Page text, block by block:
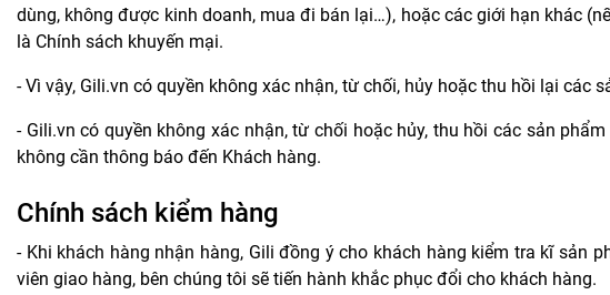
dùng, không được kinh doanh, mua đi bán lại…), hoặc các giới hạn khác
là Chính sách khuyến mại.
- Vì vậy, Gili.vn có quyền không xác nhận, từ chối, hủy hoặc thu hồi lại
- Gili.vn có quyền không xác nhận, từ chối hoặc hủy, thu hồi các sản
không cần thông báo đến Khách hàng.
Chính sách kiểm hàng
- Khi khách hàng nhận hàng, Gili đồng ý cho khách hàng kiểm tra kĩ sản
viên giao hàng, bên chúng tôi sẽ tiến hành khắc phục đổi cho khách hàng.